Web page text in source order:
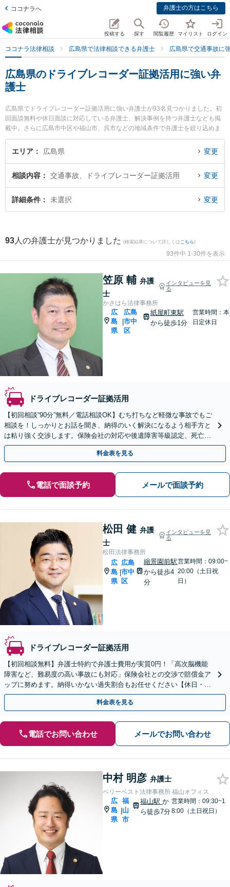
ココナラへ 弁護士の方はこちら
投稿する 探す 閲覧履歴 マイリスト ログイン
ココナラ法律相談 広島県で法律相談できる弁護士 広島県で交通事故に
広島県のドライブレコーダー証拠活用に強い弁
護士
広島県でドライブレコーダー証拠活用に強い弁護士が93名見つかりました。初
回面談無料や休日面談に対応している弁護士、解決事例を持つ弁護士なども掲
載中。さらに広島市中区や福山市、呉市などの地域条件で弁護士を絞り込めま
す。交通事故に関係する自動車事故やバイク事故、自転車事故等の細かな分野
での絞り込み検索もでき便利です。特にかさはら法律事務所の笠原 輔弁護士や
『広島県で土日や夜間に発生したドライブレコーダー証拠活用のトラブルを今
すぐに弁護士に相談したい』『ドライブレコーダー証拠活用のトラブル解決の
実績豊富な近くの弁護士を検索したい』『初回相談無料でドライブレコーダー
エリア 広島県 変更
相談内容 交通事故、ドライブレコーダー証拠活用 変更
詳細条件 未選択 変更
93 人の弁護士が見つかりました (検索結果について詳しくは こちら)
93件中 1-30件を表示
笠原 輔 弁護
士
インタビューを見
る
かさはら法律事務所
広
島
県
|
広島
市中
区
紙屋町東駅
から徒歩1分
営業時間：本
日定休日
ドライブレコーダー証拠活用
【初回相談“90分”無料／電話相談OK】むち打ちなど軽微な事故でもご
相談を！しっかりとお話を聞き、納得のいく解決になるよう相手方と
は粘り強く交渉します。保険会社の対応や後遺障害等級認定、死亡事
故、休業損害、示談交渉など【弁護士特約利用可】
料金表を見る
電話で面談予約 メールで面談予約
松田 健 弁護
士
インタビューを見
る
松田法律事務所
広
島
県
|
広島
市中
区
縮景園前駅
から徒歩4
分
営業時間：09:00~
20:00（土日祝
日）
ドライブレコーダー証拠活用
【初回相談無料】弁護士特約で弁護士費用が実質0円！「高次脳機能
障害など、難易度の高い事故にも対応」保険会社との交渉で賠償金ア
ップに努めます。納得いかない過失割合もお任せください【休日・夜
間面談】【縮景園前駅4分】
料金表を見る
電話でお問い合わせ メールでお問い合わせ
中村 明彦 弁護士
ベリーベスト法律事務所 福山オフィス
広
島
県
|
福
山
市
福山駅か
ら徒歩7分
営業時間：09:30~1
8:00（土日祝日）